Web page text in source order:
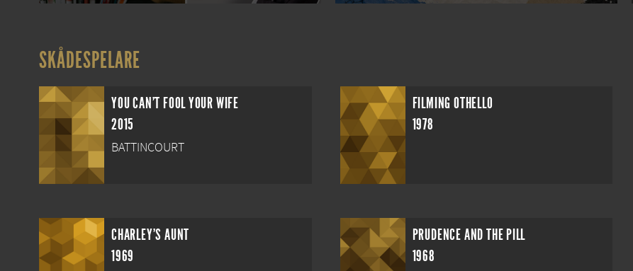
SKÅDESPELARE
YOU CAN'T FOOL YOUR WIFE
2015
BATTINCOURT
FILMING OTHELLO
1978
CHARLEY'S AUNT
1969
PRUDENCE AND THE PILL
1968